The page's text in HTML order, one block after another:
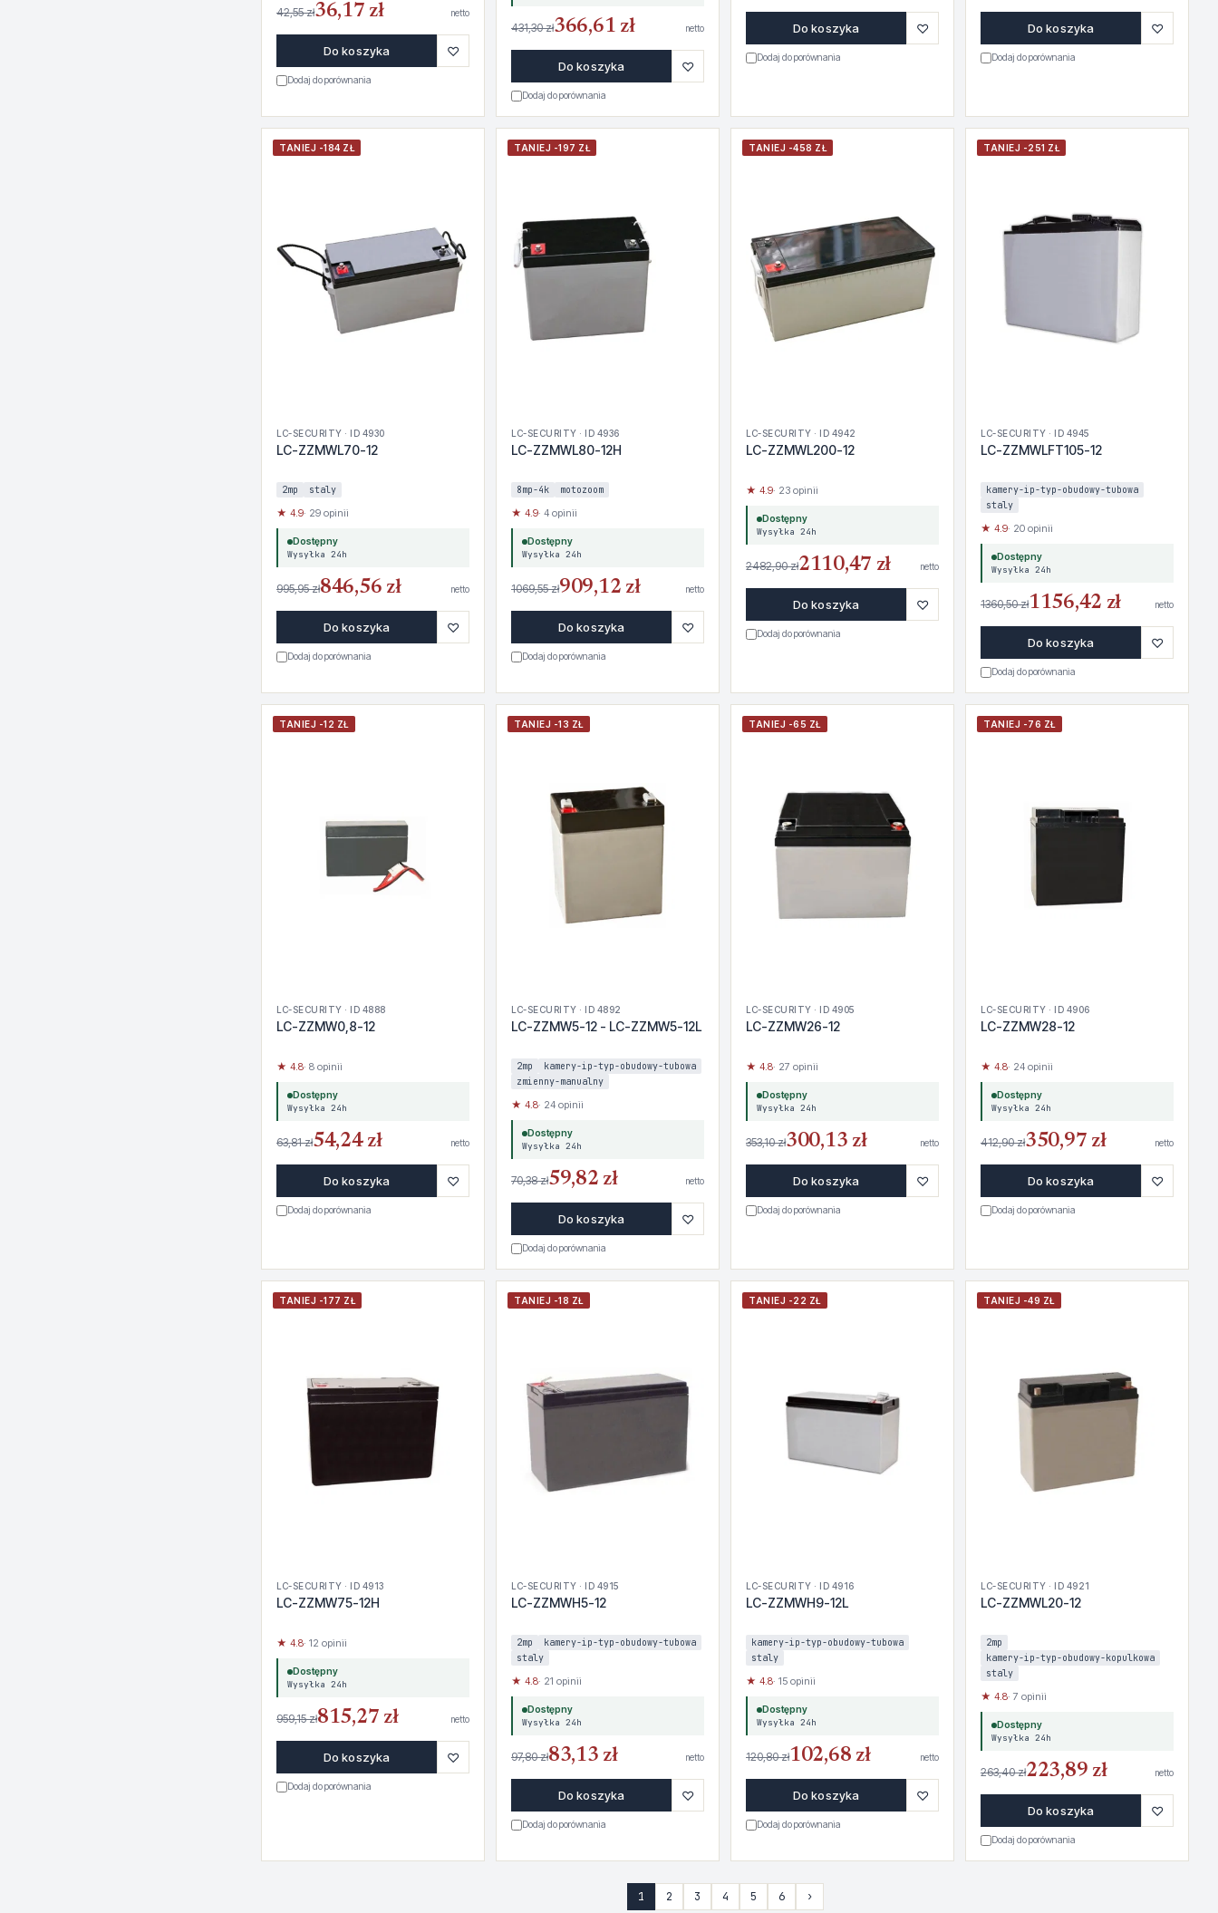
42,55 zł36,17 zł netto
Do koszyka ♡
Dodaj do porównania
431,30 zł366,61 zł netto
Do koszyka ♡
Dodaj do porównania
Do koszyka ♡
Dodaj do porównania
Do koszyka ♡
Dodaj do porównania
TANIEJ -184 ZŁ
LC-SECURITY · ID 4930
LC-ZZMWL70-12
2mp staly
★ 4.9· 29 opinii
Dostępny
Wysyłka 24h
995,95 zł846,56 zł netto
Do koszyka ♡
Dodaj do porównania
TANIEJ -197 ZŁ
LC-SECURITY · ID 4936
LC-ZZMWL80-12H
8mp-4k motozoom
★ 4.9· 4 opinii
Dostępny
Wysyłka 24h
1069,55 zł909,12 zł netto
Do koszyka ♡
Dodaj do porównania
TANIEJ -458 ZŁ
LC-SECURITY · ID 4942
LC-ZZMWL200-12
★ 4.9· 23 opinii
Dostępny
Wysyłka 24h
2482,90 zł2110,47 zł netto
Do koszyka ♡
Dodaj do porównania
TANIEJ -251 ZŁ
LC-SECURITY · ID 4945
LC-ZZMWLFT105-12
kamery-ip-typ-obudowy-tubowa
staly
★ 4.9· 20 opinii
Dostępny
Wysyłka 24h
1360,50 zł1156,42 zł netto
Do koszyka ♡
Dodaj do porównania
TANIEJ -12 ZŁ
LC-SECURITY · ID 4888
LC-ZZMW0,8-12
★ 4.8· 8 opinii
Dostępny
Wysyłka 24h
63,81 zł54,24 zł netto
Do koszyka ♡
Dodaj do porównania
TANIEJ -13 ZŁ
LC-SECURITY · ID 4892
LC-ZZMW5-12 - LC-ZZMW5-12L
2mp
kamery-ip-typ-obudowy-tubowa
zmienny-manualny
★ 4.8· 24 opinii
Dostępny
Wysyłka 24h
70,38 zł59,82 zł netto
Do koszyka ♡
Dodaj do porównania
TANIEJ -65 ZŁ
LC-SECURITY · ID 4905
LC-ZZMW26-12
★ 4.8· 27 opinii
Dostępny
Wysyłka 24h
353,10 zł300,13 zł netto
Do koszyka ♡
Dodaj do porównania
TANIEJ -76 ZŁ
LC-SECURITY · ID 4906
LC-ZZMW28-12
★ 4.8· 24 opinii
Dostępny
Wysyłka 24h
412,90 zł350,97 zł netto
Do koszyka ♡
Dodaj do porównania
TANIEJ -177 ZŁ
LC-SECURITY · ID 4913
LC-ZZMW75-12H
★ 4.8· 12 opinii
Dostępny
Wysyłka 24h
959,15 zł815,27 zł netto
Do koszyka ♡
Dodaj do porównania
TANIEJ -18 ZŁ
LC-SECURITY · ID 4915
LC-ZZMWH5-12
2mp
kamery-ip-typ-obudowy-tubowa
staly
★ 4.8· 21 opinii
Dostępny
Wysyłka 24h
97,80 zł83,13 zł netto
Do koszyka ♡
Dodaj do porównania
TANIEJ -22 ZŁ
LC-SECURITY · ID 4916
LC-ZZMWH9-12L
kamery-ip-typ-obudowy-tubowa
staly
★ 4.8· 15 opinii
Dostępny
Wysyłka 24h
120,80 zł102,68 zł netto
Do koszyka ♡
Dodaj do porównania
TANIEJ -49 ZŁ
LC-SECURITY · ID 4921
LC-ZZMWL20-12
2mp
kamery-ip-typ-obudowy-kopulkowa
staly
★ 4.8· 7 opinii
Dostępny
Wysyłka 24h
263,40 zł223,89 zł netto
Do koszyka ♡
Dodaj do porównania
1 2 3 4 5 6 ›